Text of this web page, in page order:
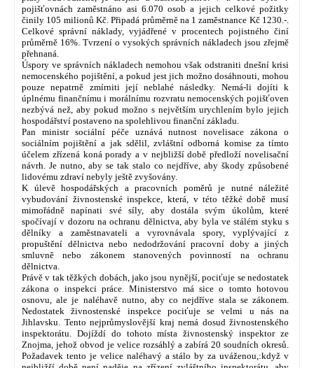
pojišťovnách zaměstnáno asi 6.070 osob a jejich celkové požitky
činily 105 milionů Kč. Připadá průměrně na 1 zaměstnance Kč 1230.-.
Celkové správní náklady, vyjádřené v procentech pojistného činí
průměrně 16%. Tvrzení o vysokých správních nákladech jsou zřejmě
přehnaná.
Úspory ve správních nákladech nemohou však odstraniti dnešní krisi
nemocenského pojištění, a pokud jest jich možno dosáhnouti, mohou
pouze nepatrně zmírniti její neblahé následky. Nemá-li dojíti k
úplnému finančnímu i morálnímu rozvratu nemocenských pojišťoven
nezbývá než, aby pokud možno s největším urychlením bylo jejich
hospodářství postaveno na spolehlivou finanční základu.
Pan ministr sociální péče uznává nutnost novelisace zákona o
sociálním pojištění a jak sdělil, zvláštní odborná komise za tímto
účelem zřízená koná porady a v nejbližší době předloží novelisační
návrh. Je nutno, aby se tak stalo co nejdříve, aby škody způsobené
lidovému zdraví nebyly ještě zvyšovány.
K úlevě hospodářských a pracovních poměrů je nutné náležité
vybudování živnostenské inspekce, která, v této těžké době musí
mimořádně napínati své síly, aby dostála svým úkolům, které
spočívají v dozoru na ochranu dělnictva, aby byla ve stálém styku s
dělníky a zaměstnavateli a vyrovnávala spory, vyplývající z
propuštění dělnictva nebo nedodržování pracovní doby a jiných
smluvně nebo zákonem stanovených povinností na ochranu
dělnictva.
Právě v tak těžkých dobách, jako jsou nynější, pociťuje se nedostatek
zákona o inspekci práce. Ministerstvo má sice o tomto hotovou
osnovu, ale je naléhavě nutno, aby co nejdříve stala se zákonem.
Nedostatek živnostenské inspekce pociťuje se velmi u nás na
Jihlavsku. Tento nejprůmyslovější kraj nemá dosud živnostenského
inspektorátu. Dojíždí do tohoto místa živnostenský inspektor ze
Znojma, jehož obvod je velice rozsáhlý a zabírá 20 soudních okresů.
Požadavek tento je velice naléhavý a stálo by za uváženou,:když v